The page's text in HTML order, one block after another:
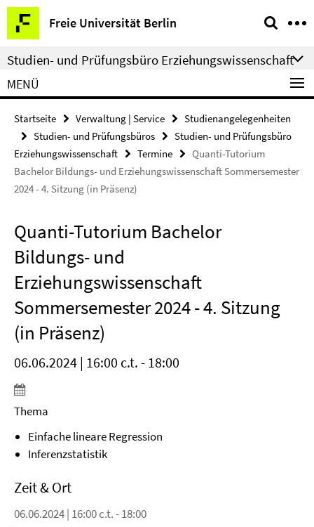
Springe
direkt
zu
Inhalt
Freie Universität Berlin
Service-
Navigation
Studien- und Prüfungsbüro Erziehungswissenschaft
MENÜ
Startseite Verwaltung | Service
Studienangelegenheiten
Studien- und Prüfungsbüros
Studien- und Prüfungsbüro
Erziehungswissenschaft
Termine
Quanti-Tutorium
Bachelor Bildungs- und Erziehungswissenschaft Sommersemester
2024 - 4. Sitzung (in Präsenz)
Quanti-Tutorium Bachelor
Bildungs- und
Erziehungswissenschaft
Sommersemester 2024 - 4. Sitzung
(in Präsenz)
06.06.2024 | 16:00 c.t. - 18:00
Thema
Einfache lineare Regression
Inferenzstatistik
Zeit & Ort
06.06.2024 | 16:00 c.t. - 18:00